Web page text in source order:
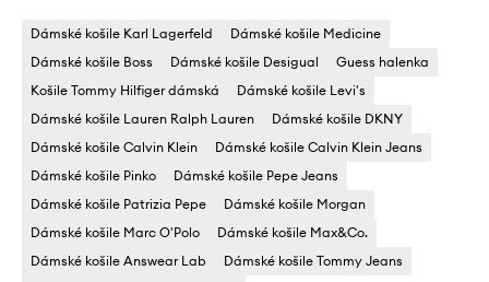
Dámské košile Karl Lagerfeld
Dámské košile Medicine
Dámské košile Boss
Dámské košile Desigual
Guess halenka
Košile Tommy Hilfiger dámská
Dámské košile Levi's
Dámské košile Lauren Ralph Lauren
Dámské košile DKNY
Dámské košile Calvin Klein
Dámské košile Calvin Klein Jeans
Dámské košile Pinko
Dámské košile Pepe Jeans
Dámské košile Patrizia Pepe
Dámské košile Morgan
Dámské košile Marc O'Polo
Dámské košile Max&Co.
Dámské košile Answear Lab
Dámské košile Tommy Jeans